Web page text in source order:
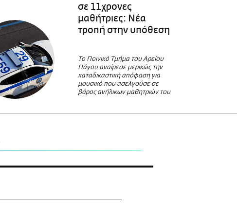
σε 11χρονες
μαθήτριες: Νέα
τροπή στην υπόθεση
Το Ποινικό Τμήμα του Αρείου
Πάγου αναίρεσε μερικώς την
καταδικαστική απόφαση για
μουσικό που ασελγούσε σε
βάρος ανήλικων μαθητριών του